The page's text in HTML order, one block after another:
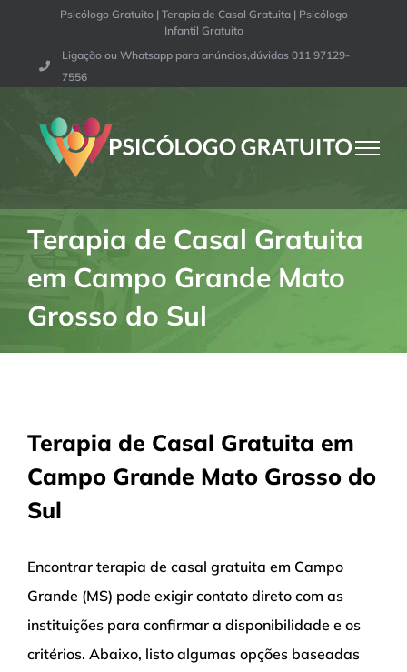
Psicólogo Gratuito | Terapia de Casal Gratuita | Psicólogo
Infantil Gratuito
Ligação ou Whatsapp para anúncios,dúvidas 011 97129-
7556
Terapia de Casal Gratuita
em Campo Grande Mato
Grosso do Sul
Terapia de Casal Gratuita em
Campo Grande Mato Grosso do
Sul
Encontrar terapia de casal gratuita em Campo
Grande (MS) pode exigir contato direto com as
instituições para confirmar a disponibilidade e os
critérios. Abaixo, listo algumas opções baseadas